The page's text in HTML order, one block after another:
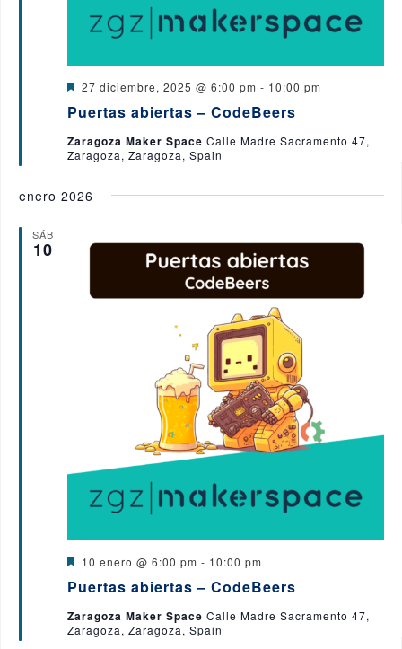
Puertas abiertas – CodeBeers
D
s
a
c
o
27 diciembre, 2025 @ 6:00 pm - 10:00 pm
Zaragoza Maker Space Calle Madre Sacramento 47,
Zaragoza, Zaragoza, Spain
enero 2026
SÁB
10
Puertas abiertas – CodeBeers
D
s
a
c
10 enero @ 6:00 pm - 10:00 pm
Zaragoza Maker Space Calle Madre Sacramento 47,
Zaragoza, Zaragoza, Spain